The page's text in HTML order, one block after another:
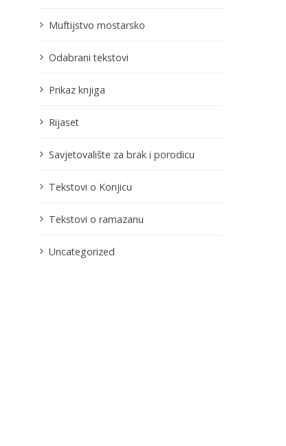
Muftijstvo mostarsko
Odabrani tekstovi
Prikaz knjiga
Rijaset
Savjetovalište za brak i porodicu
Tekstovi o Konjicu
Tekstovi o ramazanu
Uncategorized